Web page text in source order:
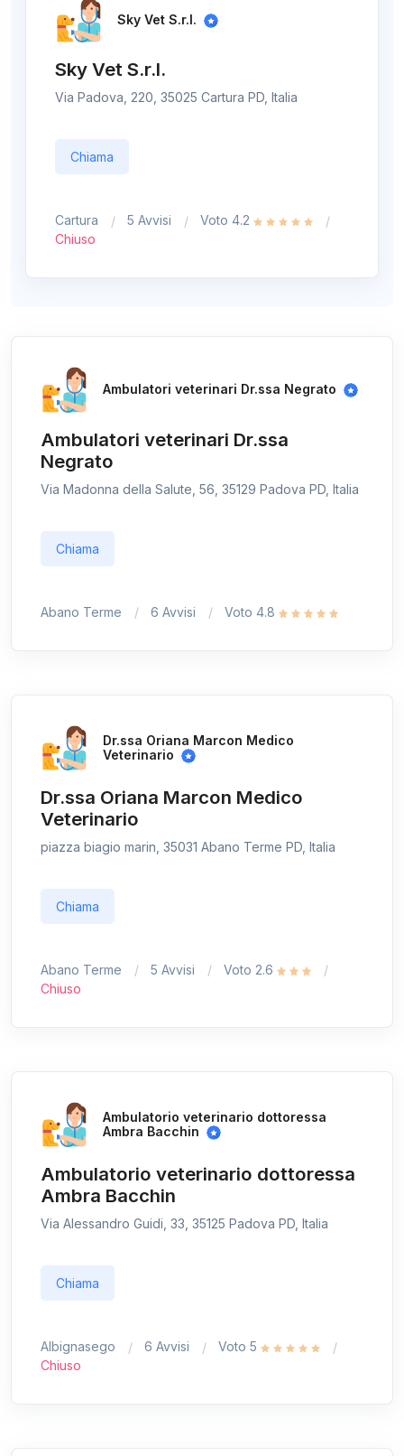
Sky Vet S.r.l.
Sky Vet S.r.l.
Via Padova, 220, 35025 Cartura PD, Italia
Chiama
Cartura 5 Avvisi
Voto 4.2
Chiuso
Ambulatori veterinari Dr.ssa Negrato
Ambulatori veterinari Dr.ssa
Negrato
Via Madonna della Salute, 56, 35129 Padova PD, Italia
Chiama
Abano Terme 6 Avvisi Voto 4.8
Dr.ssa Oriana Marcon Medico
Veterinario
Dr.ssa Oriana Marcon Medico
Veterinario
piazza biagio marin, 35031 Abano Terme PD, Italia
Chiama
Abano Terme 5 Avvisi
Voto 2.6
Chiuso
Ambulatorio veterinario dottoressa
Ambra Bacchin
Ambulatorio veterinario dottoressa
Ambra Bacchin
Via Alessandro Guidi, 33, 35125 Padova PD, Italia
Chiama
Albignasego 6 Avvisi
Voto 5
Chiuso